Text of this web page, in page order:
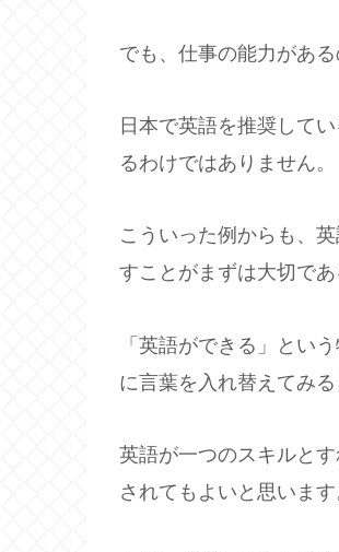
でも、仕事の能力があ
日本で英語を推奨して
るわけではありません。
こういった例からも、
すことがまずは大切で
「英語ができる」とい
に言葉を入れ替えてみる
英語が一つのスキルと
されてもよいと思います